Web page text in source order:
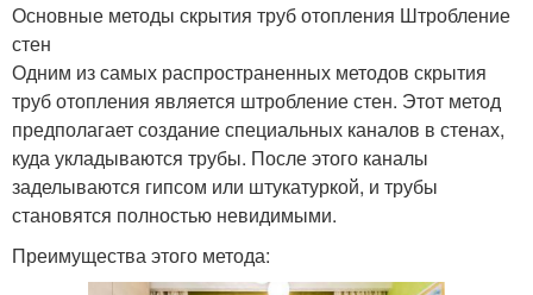
Основные методы скрытия труб отопления Штробление
стен
Одним из самых распространенных методов скрытия
труб отопления является штробление стен. Этот метод
предполагает создание специальных каналов в стенах,
куда укладываются трубы. После этого каналы
заделываются гипсом или штукатуркой, и трубы
становятся полностью невидимыми.
Преимущества этого метода: